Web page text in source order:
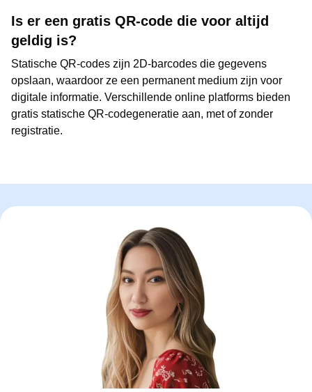
Is er een gratis QR-code die voor altijd
geldig is?
Statische QR-codes zijn 2D-barcodes die gegevens
opslaan, waardoor ze een permanent medium zijn voor
digitale informatie. Verschillende online platforms bieden
gratis statische QR-codegeneratie aan, met of zonder
registratie.